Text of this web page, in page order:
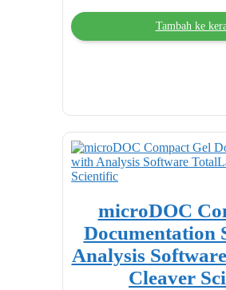
Tambah ke
microDOC
Documentation
Analysis
Cleaver